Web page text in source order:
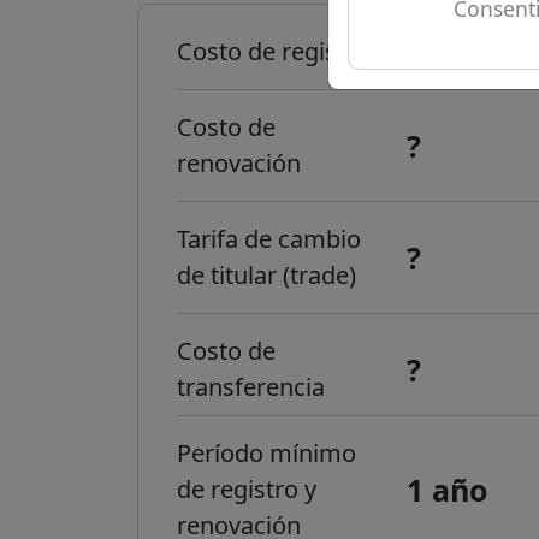
Costo de registro
Costo de
renovación
?
Tarifa de cambio
de titular (trade)
?
Costo de
transferencia
?
Período mínimo
de registro y
renovación
1 año